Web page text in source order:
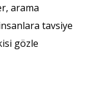
arama
tavsiye
gözle